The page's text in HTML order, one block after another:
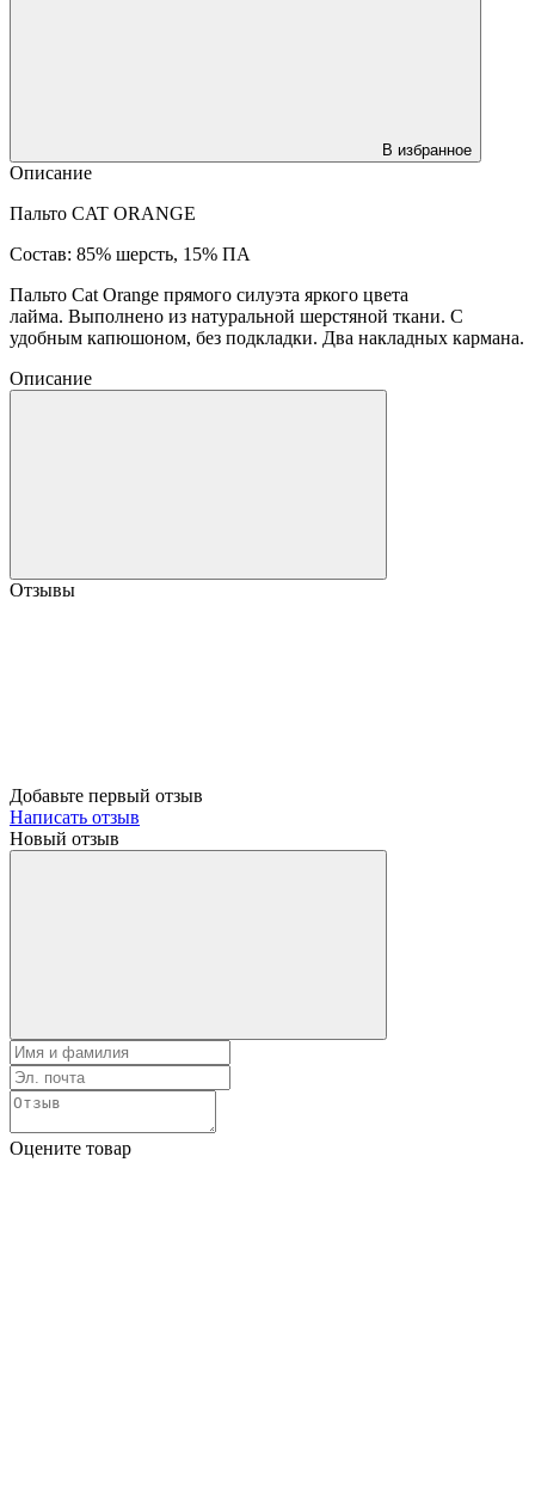
В избранное
Описание
Пальто CAT ORANGE
Состав: 85% шерсть, 15% ПА
Пальто Cat Orange прямого силуэта яркого цвета
лайма. Выполнено из натуральной шерстяной ткани. С
удобным капюшоном, без подкладки. Два накладных кармана.
Описание
Отзывы
Добавьте первый отзыв
Написать отзыв
Новый отзыв
Оцените товар